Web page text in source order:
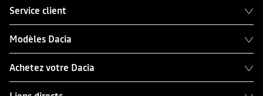
Service client
Modèles Dacia
Achetez votre Dacia